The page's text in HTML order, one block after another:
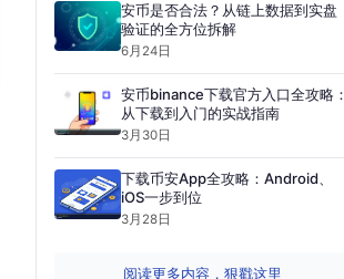
安币是否合法？从链上数据到实盘
验证的全方位拆解
6月24日
安币binance下载官方入口全攻略：
从下载到入门的实战指南
3月30日
下载币安App全攻略：Android、
iOS一步到位
3月28日
阅读更多内容，狠戳这里